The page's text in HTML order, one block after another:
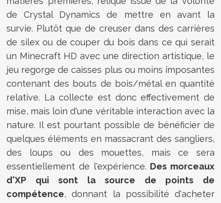
de Crystal Dynamics de mettre en avant la
survie. Plutôt que de creuser dans des carrières
de silex ou de couper du bois dans ce qui serait
un Minecraft HD avec une direction artistique, le
jeu regorge de caisses plus ou moins imposantes
contenant des bouts de bois/métal en quantité
relative. La collecte est donc effectivement de
mise, mais loin d'une véritable interaction avec la
nature. Il est pourtant possible de bénéficier de
quelques éléments en massacrant des sangliers,
des loups ou des mouettes, mais ce sera
essentiellement de l'expérience. Des morceaux
d'XP qui sont la source de points de
compétence, donnant la possibilité d'acheter